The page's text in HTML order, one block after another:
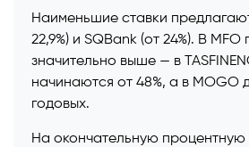
Наименьшие ставки
22,9%) и SQBank (от 24%). В MFO
значительно выше — в
начинаются от 48%, а в MOGO
годовых.
На окончательную процентную